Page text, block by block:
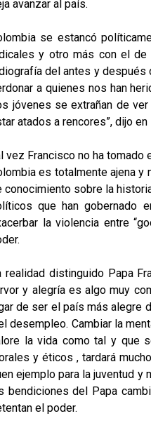
avanzar al país.
se estancó
y otro más con el de
del antes y
a quienes nos han
jóvenes se extrañan de
atados a rencores”, dijo
vez Francisco no ha tomado
es totalmente ajena y
conocimiento sobre la
que han gobernado
la violencia entre
realidad distinguido Papa
y alegría es algo muy
de ser el país más alegre
desempleo. Cambiar la
la vida como tal y que
y éticos , tardará
ejemplo para la juventud
bendiciones del Papa
el poder.